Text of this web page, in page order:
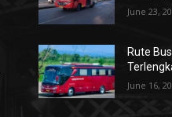
June 23,
Rute
June 16,